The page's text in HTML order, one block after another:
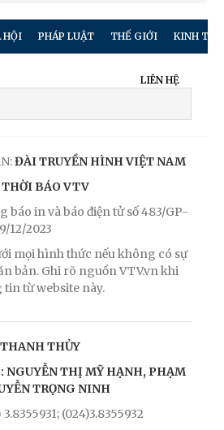
HỘI PHÁP LUẬT THẾ GIỚI KINH TẾ
LIÊN HỆ
ĐÀI TRUYỀN HÌNH VIỆT NAM
THỜI BÁO VTV
báo in và báo điện tử số 483/GP-
12/2023
mọi hình thức nếu không có sự
bản. Ghi rõ nguồn VTV.vn khi
từ website này.
THỦY
THỊ MỸ HẠNH, PHẠM
TRỌNG NINH
(024)3.8355932